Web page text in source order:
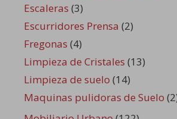
Escaleras (3)
Escurridores Prensa (2)
Fregonas (4)
Limpieza de Cristales (13)
Limpieza de suelo (14)
Maquinas pulidoras de Suelo